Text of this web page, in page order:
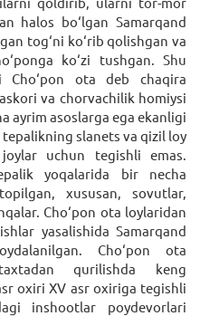
halos bo‘lgan Samarqand
tog‘ni ko‘rib qolishgan va
ko‘zi tushgan. Shu
Cho‘pon ota deb chaqira
va chorvachilik homiysi
ayrim asoslarga ega ekanligi
slanets va qizil loy
uchun tegishli emas.
yoqalarida bir necha
xususan, sovutlar,
Cho‘pon ota loylaridan
yasalishida Samarqand
Cho‘pon ota
qurilishda keng
oxiri XV asr oxiriga tegishli
inshootlar poydevorlari